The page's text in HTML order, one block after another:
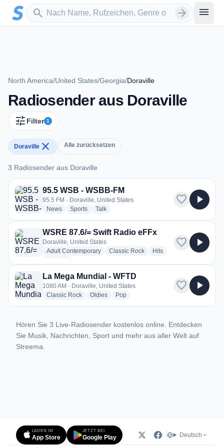
Zum Hauptinhalt springen
search
Sender suchen arrow_forward menu
North America/United States/Georgia/Doraville
Radiosender aus Doraville
tune Filter 1
Doraville close Alle zurücksetzen
3 Radiosender aus Doraville
3 Radiosender aus Doraville
95.5 WSB - WSBB-FM
95.5 FM · Doraville, United States
Newsradio stations
Sportsradio stations
Talkradio stations
favorite play_arrow
WSRE 87.6/= Swift Radio eFFx
Doraville, United States
Adult Contemporaryradio stations
Classic Rockradio stations
Hitsradio stations
favorite play_arrow
La Mega Mundial - WFTD
1080 AM · Doraville, United States
Classic Rockradio stations
Oldiesradio stations
Popradio stations
favorite play_arrow
Hören Sie 3 Live-Radiosender kostenlos online. Entdecken
Sie Musik, Nachrichten, Sport und mehr aus aller Welt auf
Streema.
LADEN IM
App Store
JETZT BEI
Google Play Deutsch